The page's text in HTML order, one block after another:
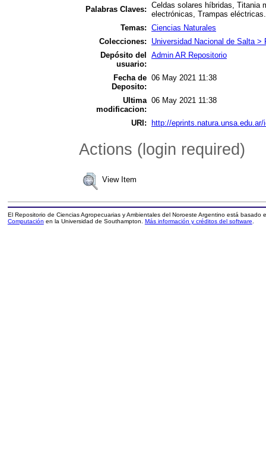
Palabras Claves: Celdas solares híbridas, Titania
electrónicas, Trampas eléctricas.
Temas: Ciencias Naturales
Colecciones:
Universidad Nacional de Salta
Depósito del
usuario:
Admin AR Repositorio
Fecha de
Deposito:
06 May 2021 11:38
Ultima
modificacion:
06 May 2021 11:38
URI: http://eprints.natura.unsa.edu.ar/
Actions (login required)
View Item
El Repositorio de Ciencias Agropecuarias y Ambientales del Noroeste Argentino está basado
Computación en la Universidad de Southampton. Más información y créditos del software